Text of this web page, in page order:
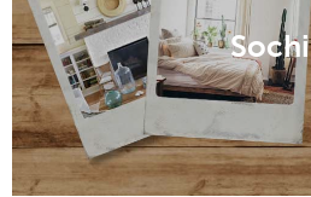
Sochi